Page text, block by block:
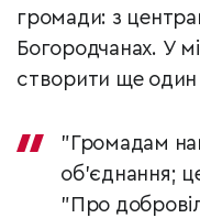
громади: з
Богородчанах. У
створити ще один
"Громадам
об’єднання;
"Про